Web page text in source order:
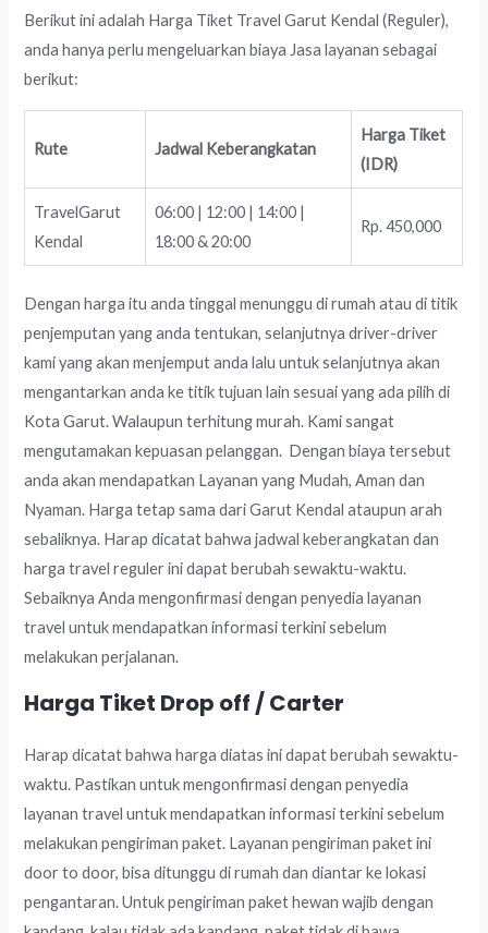
Berikut ini adalah Harga Tiket Travel Garut Kendal (Reguler),
anda hanya perlu mengeluarkan biaya Jasa layanan sebagai
berikut:
Rute Jadwal Keberangkatan
Harga Tiket
(IDR)
TravelGarut
Kendal
06:00 | 12:00 | 14:00 |
18:00 & 20:00
Rp. 450,000
Dengan harga itu anda tinggal menunggu di rumah atau di titik
penjemputan yang anda tentukan, selanjutnya driver-driver
kami yang akan menjemput anda lalu untuk selanjutnya akan
mengantarkan anda ke titik tujuan lain sesuai yang ada pilih di
Kota Garut. Walaupun terhitung murah. Kami sangat
mengutamakan kepuasan pelanggan. Dengan biaya tersebut
anda akan mendapatkan Layanan yang Mudah, Aman dan
Nyaman. Harga tetap sama dari Garut Kendal ataupun arah
sebaliknya. Harap dicatat bahwa jadwal keberangkatan dan
harga travel reguler ini dapat berubah sewaktu-waktu.
Sebaiknya Anda mengonfirmasi dengan penyedia layanan
travel untuk mendapatkan informasi terkini sebelum
melakukan perjalanan.
Harga Tiket Drop off / Carter
Harap dicatat bahwa harga diatas ini dapat berubah sewaktu-
waktu. Pastikan untuk mengonfirmasi dengan penyedia
layanan travel untuk mendapatkan informasi terkini sebelum
melakukan pengiriman paket. Layanan pengiriman paket ini
door to door, bisa ditunggu di rumah dan diantar ke lokasi
pengantaran. Untuk pengiriman paket hewan wajib dengan